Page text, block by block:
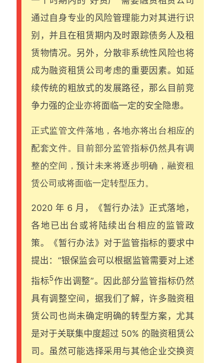
通过自身专业的风险管理能力对其进行识
别，并且在租赁期内及时跟踪债务人及租
赁物情况。另外，分散非系统性风险也将
成为融资租赁公司考虑的重要因素。如延
续传统的粗放式的发展路径，那么目前竞
争力强的企业亦将面临一定的安全隐患。
正式监管文件落地，各地亦将出台相应的
配套文件。目前部分监管指标仍然具有调
整的空间，预计未来将逐步明确，融资租
赁公司或将面临一定转型压力。
2020 年 6 月，《暂行办法》正式落地，
各地已出台或将陆续出台相应的监管政
策。《暂行办法》对于监管指标的要求中
提出：“银保监会可以根据监管需要对上述
指标5作出调整”。因此部分监管指标仍然
具有调整空间，据我们了解，许多融资租
赁公司也尚未确定明确的转型方案，尤其
是对于关联集中度超过 50% 的融资租赁公
司。虽然可能选择采用与其他企业交换资